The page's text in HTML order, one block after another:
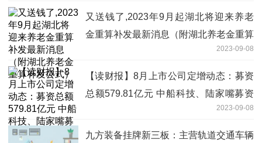
又送钱了,2023年9月起湖北将迎来养老
金重算补发最新消息（附湖北养老金重算
2023-09-08
【读财报】8月上市公司定增动态：募资
总额579.81亿元 中船科技、陆家嘴募资
2023-09-08
九方装备挂牌新三板：主营轨道交通车辆